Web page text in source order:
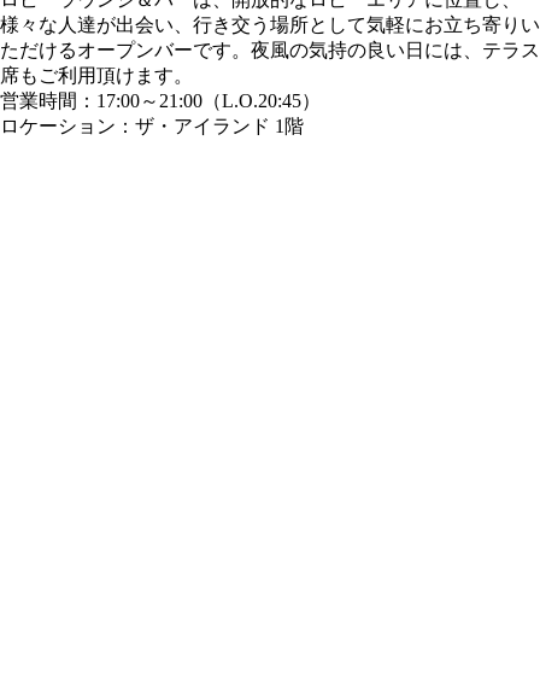
様々な人達が出会い、行き交う場所として気軽にお立ち寄りい
ただけるオープンバーです。夜風の気持の良い日には、テラス
席もご利用頂けます。
営業時間：17:00～21:00（L.O.20:45）
ロケーション：ザ・アイランド 1階